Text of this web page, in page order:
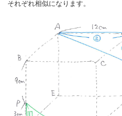
それぞれ相似になります。